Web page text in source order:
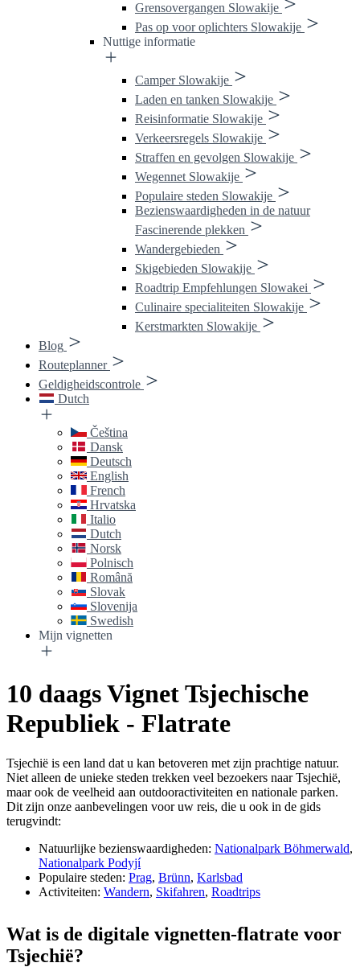
Grensovergangen Slowakije
Pas op voor oplichters Slowakije
Nuttige informatie
Camper Slowakije
Laden en tanken Slowakije
Reisinformatie Slowakije
Verkeersregels Slowakije
Straffen en gevolgen Slowakije
Wegennet Slowakije
Populaire steden Slowakije
Bezienswaardigheden in de natuur
Fascinerende plekken
Wandergebieden
Skigebieden Slowakije
Roadtrip Empfehlungen Slowakei
Culinaire specialiteiten Slowakije
Kerstmarkten Slowakije
Blog
Routeplanner
Geldigheidscontrole
Dutch
Čeština
Dansk
Deutsch
English
French
Hrvatska
Italio
Dutch
Norsk
Polnisch
Română
Slovak
Slovenija
Swedish
Mijn vignetten
10 daags Vignet Tsjechische
Republiek - Flatrate
Tsjechië is een land dat u kan betoveren met zijn prachtige natuur.
Niet alleen de unieke steden trekken veel bezoekers naar Tsjechië,
maar ook de veelheid aan outdooractiviteiten en nationale parken.
Dit zijn onze aanbevelingen voor uw reis, die u ook in de gids
terugvindt:
Natuurlijke bezienswaardigheden: Nationalpark Böhmerwald,
Nationalpark Podyjí
Populaire steden: Prag, Brünn, Karlsbad
Activiteiten: Wandern, Skifahren, Roadtrips
Wat is de digitale vignetten-flatrate voor
Tsjechië?